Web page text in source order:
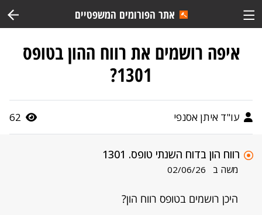
אתר הפורומים המשפטיים
איפה רושמים את רווח ההון בטופס
1301?
עו"ד איתן אסנפי 62
רווח הון בדוח השנתי טופס. 1301
משה ב 02/06/26
היכן רושמים בטופס רווח הון?